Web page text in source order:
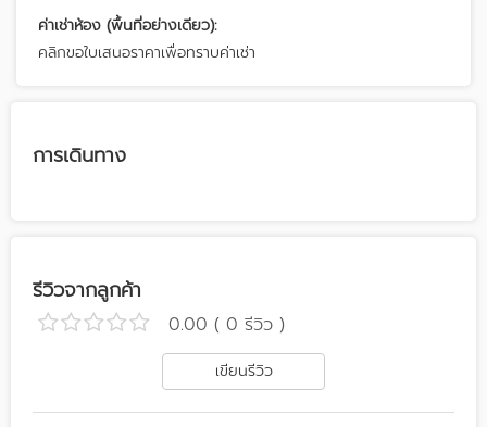
ค่าเช่าห้อง (พื้นที่อย่างเดียว):
คลิกขอใบเสนอราคาเพื่อทราบค่าเช่า
การเดินทาง
รีวิวจากลูกค้า
0.00 ( 0 รีวิว )
เขียนรีวิว